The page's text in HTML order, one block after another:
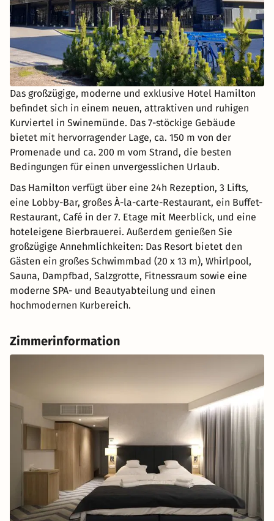
Das großzügige, moderne und exklusive Hotel Hamilton
befindet sich in einem neuen, attraktiven und ruhigen
Kurviertel in Swinemünde. Das 7-stöckige Gebäude
bietet mit hervorragender Lage, ca. 150 m von der
Promenade und ca. 200 m vom Strand, die besten
Bedingungen für einen unvergesslichen Urlaub.
Das Hamilton verfügt über eine 24h Rezeption, 3 Lifts,
eine Lobby-Bar, großes À-la-carte-Restaurant, ein Buffet-
Restaurant, Café in der 7. Etage mit Meerblick, und eine
hoteleigene Bierbrauerei. Außerdem genießen Sie
großzügige Annehmlichkeiten: Das Resort bietet den
Gästen ein großes Schwimmbad (20 x 13 m), Whirlpool,
Sauna, Dampfbad, Salzgrotte, Fitnessraum sowie eine
moderne SPA- und Beautyabteilung und einen
hochmodernen Kurbereich.
Zimmerinformation